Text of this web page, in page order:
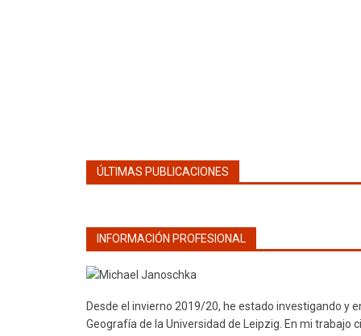
ÚLTIMAS PUBLICACIONES
INFORMACIÓN PROFESIONAL
Desde el invierno 2019/20, he estado investigando y
Geografía de la Universidad de Leipzig. En mi trabajo